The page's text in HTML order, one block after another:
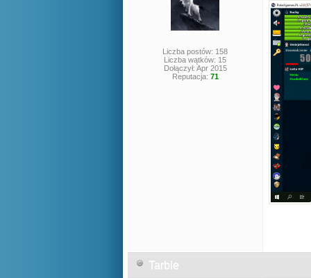
Liczba postów: 158
Liczba wątków: 15
Dołączył: Apr 2015
Reputacja: 71
Tarble